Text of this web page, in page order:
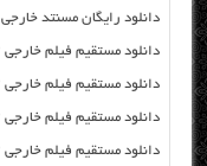
دانلود رایگان مسنتد خارجی Britney Ever After 2017 با لینک مستقیم
دانلود مستقیم فیلم خارجی OK Jaanu 2017 از سرور سایت
دانلود مستقیم فیلم خارجی John Wick: Chapter 2 2017 از سرور سایت
دانلود مستقیم فیلم خارجی Cross Wars 2017 از سرور سایت
دانلود مستقیم فیلم خارجی Fifty Shades Darker 2017 از سرور سایت